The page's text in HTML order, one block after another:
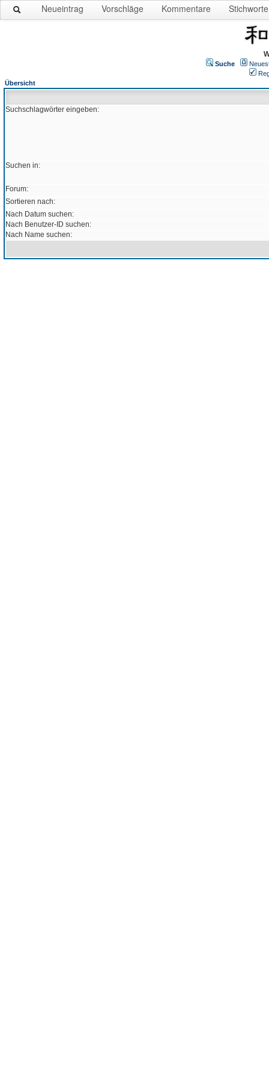
Neueintrag Vorschläge Kommentare Stichworte
Suche
Übersicht
Suchschlagwörter eingeben:
Suchen in:
Forum:
Sortieren nach:
Nach Datum suchen:
Nach Benutzer-ID suchen:
Nach Name suchen: